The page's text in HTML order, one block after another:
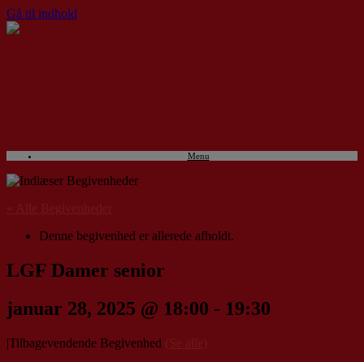
Gå til indhold
Menu
Denne begivenhed er allerede afholdt.
LGF Damer senior
januar 28, 2025 @ 18:00 - 19:30
|Tilbagevendende Begivenhed